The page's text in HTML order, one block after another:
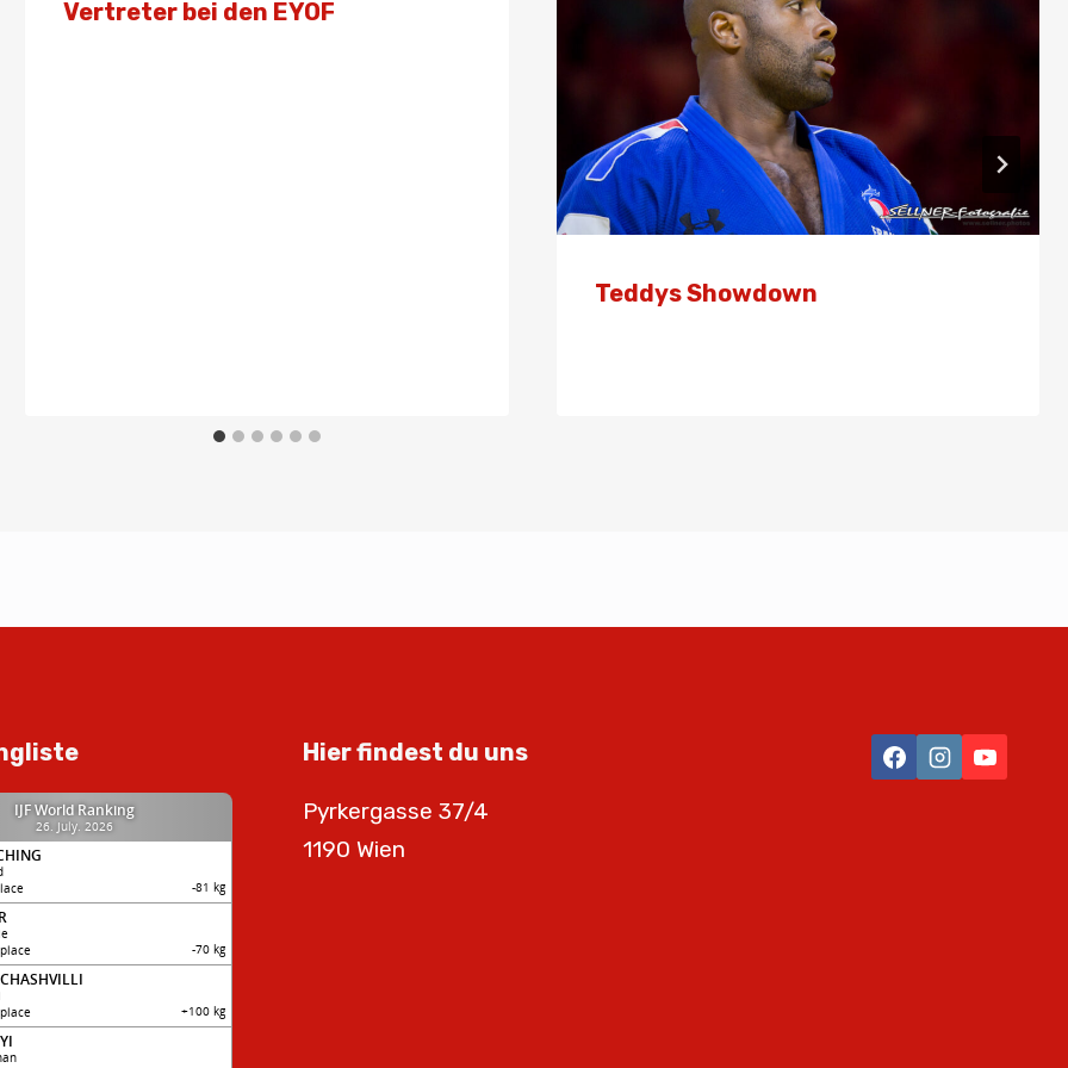
Vertreter bei den EYOF
Teddys Showdown
Hier findest du uns
Pyrkergasse 37/4
1190 Wien